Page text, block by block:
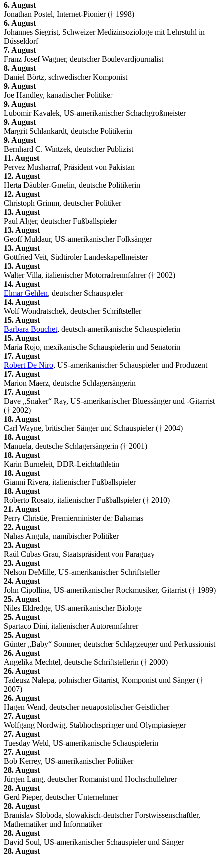
6. August
Jonathan Postel, Internet-Pionier († 1998)
6. August
Johannes Siegrist, Schweizer Medizinsoziologe mit Lehrstuhl in
Düsseldorf
7. August
Franz Josef Wagner, deutscher Boulevardjournalist
8. August
Daniel Börtz, schwedischer Komponist
9. August
Joe Handley, kanadischer Politiker
9. August
Lubomir Kavalek, US-amerikanischer Schachgroßmeister
9. August
Margrit Schlankardt, deutsche Politikerin
9. August
Bernhard C. Wintzek, deutscher Publizist
11. August
Pervez Musharraf, Präsident von Pakistan
12. August
Herta Däubler-Gmelin, deutsche Politikerin
12. August
Christoph Grimm, deutscher Politiker
13. August
Paul Alger, deutscher Fußballspieler
13. August
Geoff Muldaur, US-amerikanischer Folksänger
13. August
Gottfried Veit, Südtiroler Landeskapellmeister
13. August
Walter Villa, italienischer Motorradrennfahrer († 2002)
14. August
Elmar Gehlen, deutscher Schauspieler
14. August
Wolf Wondratschek, deutscher Schriftsteller
15. August
Barbara Bouchet, deutsch-amerikanische Schauspielerin
15. August
María Rojo, mexikanische Schauspielerin und Senatorin
17. August
Robert De Niro, US-amerikanischer Schauspieler und Produzent
17. August
Marion Maerz, deutsche Schlagersängerin
17. August
Dave „Snaker“ Ray, US-amerikanischer Bluessänger und -Gitarrist
(† 2002)
18. August
Carl Wayne, britischer Sänger und Schauspieler († 2004)
18. August
Manuela, deutsche Schlagersängerin († 2001)
18. August
Karin Burneleit, DDR-Leichtathletin
18. August
Gianni Rivera, italienischer Fußballspieler
18. August
Roberto Rosato, italienischer Fußballspieler († 2010)
21. August
Perry Christie, Premierminister der Bahamas
22. August
Nahas Angula, namibischer Politiker
23. August
Raúl Cubas Grau, Staatspräsident von Paraguay
23. August
Nelson DeMille, US-amerikanischer Schriftsteller
24. August
John Cipollina, US-amerikanischer Rockmusiker, Gitarrist († 1989)
25. August
Niles Eldredge, US-amerikanischer Biologe
25. August
Spartaco Dini, italienischer Autorennfahrer
25. August
Günter „Baby“ Sommer, deutscher Schlagzeuger und Perkussionist
26. August
Angelika Mechtel, deutsche Schriftstellerin († 2000)
26. August
Tadeusz Nalepa, polnischer Gitarrist, Komponist und Sänger (†
2007)
26. August
Hagen Wend, deutscher neuapostolischer Geistlicher
27. August
Wolfgang Nordwig, Stabhochspringer und Olympiasieger
27. August
Tuesday Weld, US-amerikanische Schauspielerin
27. August
Bob Kerrey, US-amerikanischer Politiker
28. August
Jürgen Lang, deutscher Romanist und Hochschullehrer
28. August
Gerd Pieper, deutscher Unternehmer
28. August
Branislav Sloboda, slowakisch-deutscher Forstwissenschaftler,
Mathematiker und Informatiker
28. August
David Soul, US-amerikanischer Schauspieler und Sänger
28. August